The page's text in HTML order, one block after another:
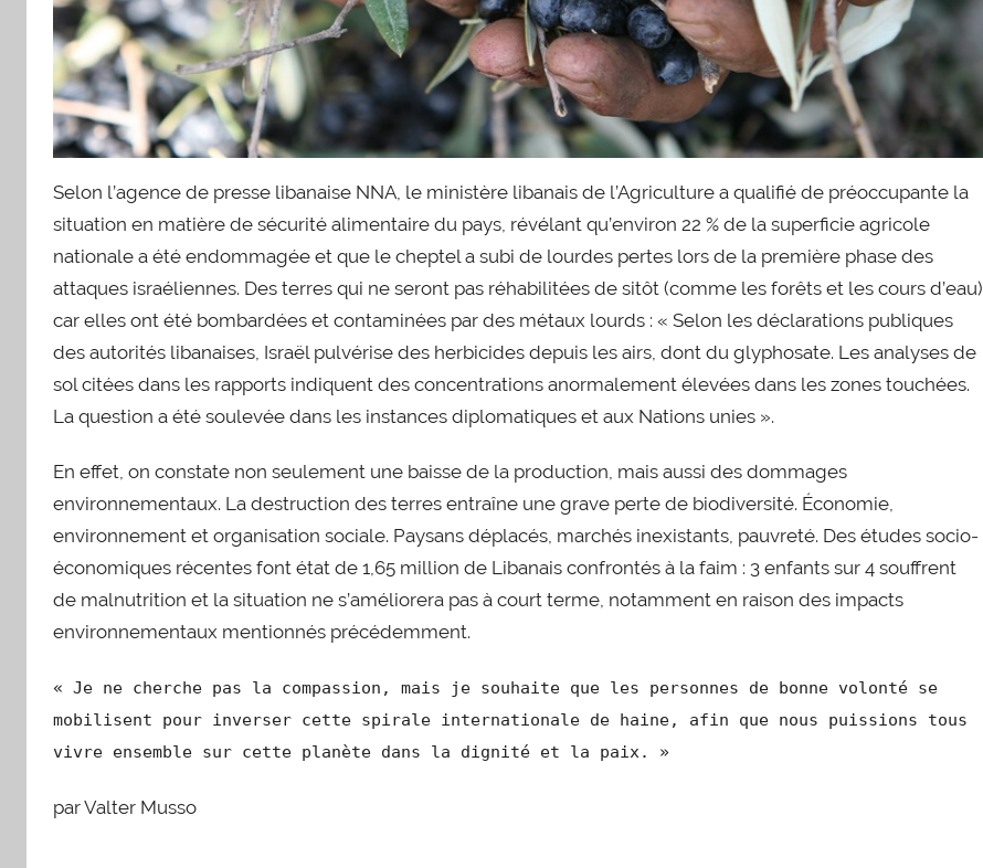
Selon l’agence de presse libanaise NNA, le ministère libanais de l’Agriculture a qualifié de préoccupante la
situation en matière de sécurité alimentaire du pays, révélant qu’environ 22 % de la superficie agricole
nationale a été endommagée et que le cheptel a subi de lourdes pertes lors de la première phase des
attaques israéliennes. Des terres qui ne seront pas réhabilitées de sitôt (comme les forêts et les cours d’eau)
car elles ont été bombardées et contaminées par des métaux lourds : « Selon les déclarations publiques
des autorités libanaises, Israël pulvérise des herbicides depuis les airs, dont du glyphosate. Les analyses de
sol citées dans les rapports indiquent des concentrations anormalement élevées dans les zones touchées.
La question a été soulevée dans les instances diplomatiques et aux Nations unies ».
En effet, on constate non seulement une baisse de la production, mais aussi des dommages
environnementaux. La destruction des terres entraîne une grave perte de biodiversité. Économie,
environnement et organisation sociale. Paysans déplacés, marchés inexistants, pauvreté. Des études socio-
économiques récentes font état de 1,65 million de Libanais confrontés à la faim : 3 enfants sur 4 souffrent
de malnutrition et la situation ne s’améliorera pas à court terme, notamment en raison des impacts
environnementaux mentionnés précédemment.
« Je ne cherche pas la compassion, mais je souhaite que les personnes de bonne volonté se
mobilisent pour inverser cette spirale internationale de haine, afin que nous puissions tous
vivre ensemble sur cette planète dans la dignité et la paix. »
par Valter Musso